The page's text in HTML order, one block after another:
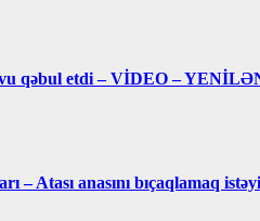
qəbul etdi – VİDEO –
– Atası anasını bıçaqlamaq